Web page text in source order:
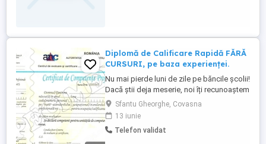
Diplomă de Calificare Rapidă FĂRĂ
CURSURI, pe baza experienței.
Nu mai pierde luni de zile pe băncile școlii!
Dacă știi deja meserie, noi îți recunoaștem
oficial competențele. Este o metodă
rapidă, legală și eficientă pentru a obține
un salariu mai bun sau pentru a lucra în
străinătate! Oferim servicii de evaluare și
Sfantu Gheorghe, Covasna
13 iunie
Telefon validat